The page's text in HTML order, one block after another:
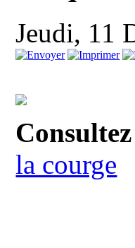
Jeudi, 11
la courge